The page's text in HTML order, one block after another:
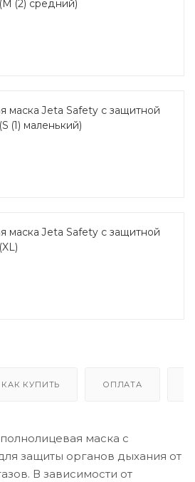
(2) средний)
маска Jeta Safety с защитной
(1) маленький)
маска Jeta Safety с защитной
КАК КУПИТЬ ОПЛАТА
полнолицевая маска с
защиты органов дыхания от
В зависимости от